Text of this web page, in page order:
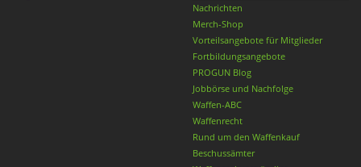
Nachrichten
Merch-Shop
Vorteilsangebote für Mitglieder
Fortbildungsangebote
PROGUN Blog
Jobbörse und Nachfolge
Waffen-ABC
Waffenrecht
Rund um den Waffenkauf
Beschussämter